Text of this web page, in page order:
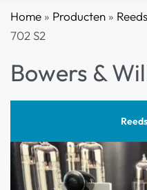
Home » Producten »
702 S2
Bowers &